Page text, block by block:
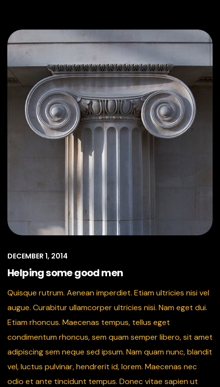
DECEMBER 1, 2014
Helping some good men
Quisque rutrum. Aenean imperdiet. Etiam ultricies nisi vel
augue. Curabitur ullamcorper ultricies nisi. Nam eget dui.
Etiam rhoncus. Maecenas tempus, tellus eget
condimentum rhoncus, sem quam semper libero, sit amet
adipiscing sem neque sed ipsum. Nam quam nunc, blandit
vel, luctus pulvinar, hendrerit id, lorem. Maecenas nec
odio et ante tincidunt tempus. Donec vitae sapien ut